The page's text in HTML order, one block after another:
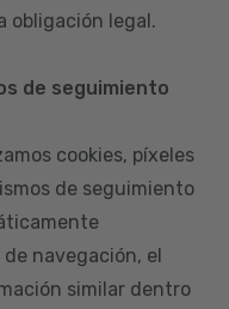
obligación legal.
de seguimiento
cookies, píxeles
de seguimiento
navegación, el
similar dentro